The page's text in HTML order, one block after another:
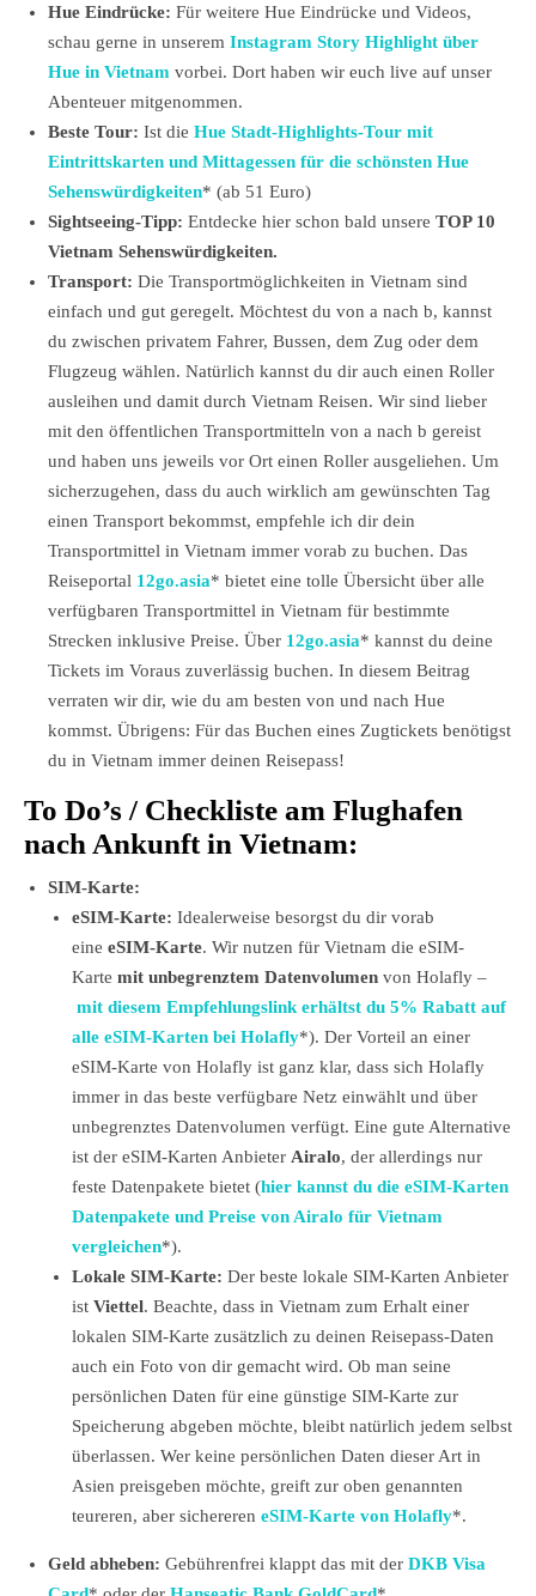
Hue Eindrücke: Für weitere Hue Eindrücke und Videos,
schau gerne in unserem Instagram Story Highlight über
Hue in Vietnam vorbei. Dort haben wir euch live auf unser
Abenteuer mitgenommen.
Beste Tour: Ist die Hue Stadt-Highlights-Tour mit
Eintrittskarten und Mittagessen für die schönsten Hue
Sehenswürdigkeiten* (ab 51 Euro)
Sightseeing-Tipp: Entdecke hier schon bald unsere TOP 10
Vietnam Sehenswürdigkeiten.
Transport: Die Transportmöglichkeiten in Vietnam sind
einfach und gut geregelt. Möchtest du von a nach b, kannst
du zwischen privatem Fahrer, Bussen, dem Zug oder dem
Flugzeug wählen. Natürlich kannst du dir auch einen Roller
ausleihen und damit durch Vietnam Reisen. Wir sind lieber
mit den öffentlichen Transportmitteln von a nach b gereist
und haben uns jeweils vor Ort einen Roller ausgeliehen. Um
sicherzugehen, dass du auch wirklich am gewünschten Tag
einen Transport bekommst, empfehle ich dir dein
Transportmittel in Vietnam immer vorab zu buchen. Das
Reiseportal 12go.asia* bietet eine tolle Übersicht über alle
verfügbaren Transportmittel in Vietnam für bestimmte
Strecken inklusive Preise. Über 12go.asia* kannst du deine
Tickets im Voraus zuverlässig buchen. In diesem Beitrag
verraten wir dir, wie du am besten von und nach Hue
kommst. Übrigens: Für das Buchen eines Zugtickets benötigst
du in Vietnam immer deinen Reisepass!
To Do’s / Checkliste am Flughafen
nach Ankunft in Vietnam:
SIM-Karte:
eSIM-Karte: Idealerweise besorgst du dir vorab
eine eSIM-Karte. Wir nutzen für Vietnam die eSIM-
Karte mit unbegrenztem Datenvolumen von Holafly –
mit diesem Empfehlungslink erhältst du 5% Rabatt auf
alle eSIM-Karten bei Holafly*). Der Vorteil an einer
eSIM-Karte von Holafly ist ganz klar, dass sich Holafly
immer in das beste verfügbare Netz einwählt und über
unbegrenztes Datenvolumen verfügt. Eine gute Alternative
ist der eSIM-Karten Anbieter Airalo, der allerdings nur
feste Datenpakete bietet (hier kannst du die eSIM-Karten
Datenpakete und Preise von Airalo für Vietnam
vergleichen*).
Lokale SIM-Karte: Der beste lokale SIM-Karten Anbieter
ist Viettel. Beachte, dass in Vietnam zum Erhalt einer
lokalen SIM-Karte zusätzlich zu deinen Reisepass-Daten
auch ein Foto von dir gemacht wird. Ob man seine
persönlichen Daten für eine günstige SIM-Karte zur
Speicherung abgeben möchte, bleibt natürlich jedem selbst
überlassen. Wer keine persönlichen Daten dieser Art in
Asien preisgeben möchte, greift zur oben genannten
teureren, aber sichereren eSIM-Karte von Holafly*.
Geld abheben: Gebührenfrei klappt das mit der DKB Visa